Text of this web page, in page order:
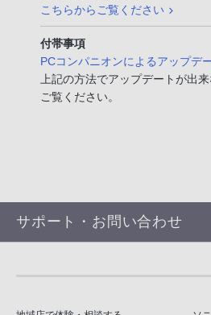
こちらからご覧ください
付帯事項
PCコンパニオンによるアップデ
上記の方法でアップデートが出
ご覧ください。
サポート・お問い合わせ